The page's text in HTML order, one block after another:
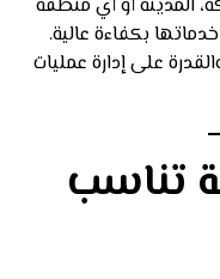
المدينة أو أي منطقة
بكفاءة عالية.
على إدارة عمليات
تناسب